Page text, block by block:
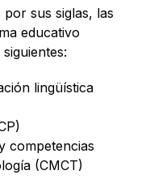
sus siglas, las
educativo
lingüística
competencias
(CMCT)